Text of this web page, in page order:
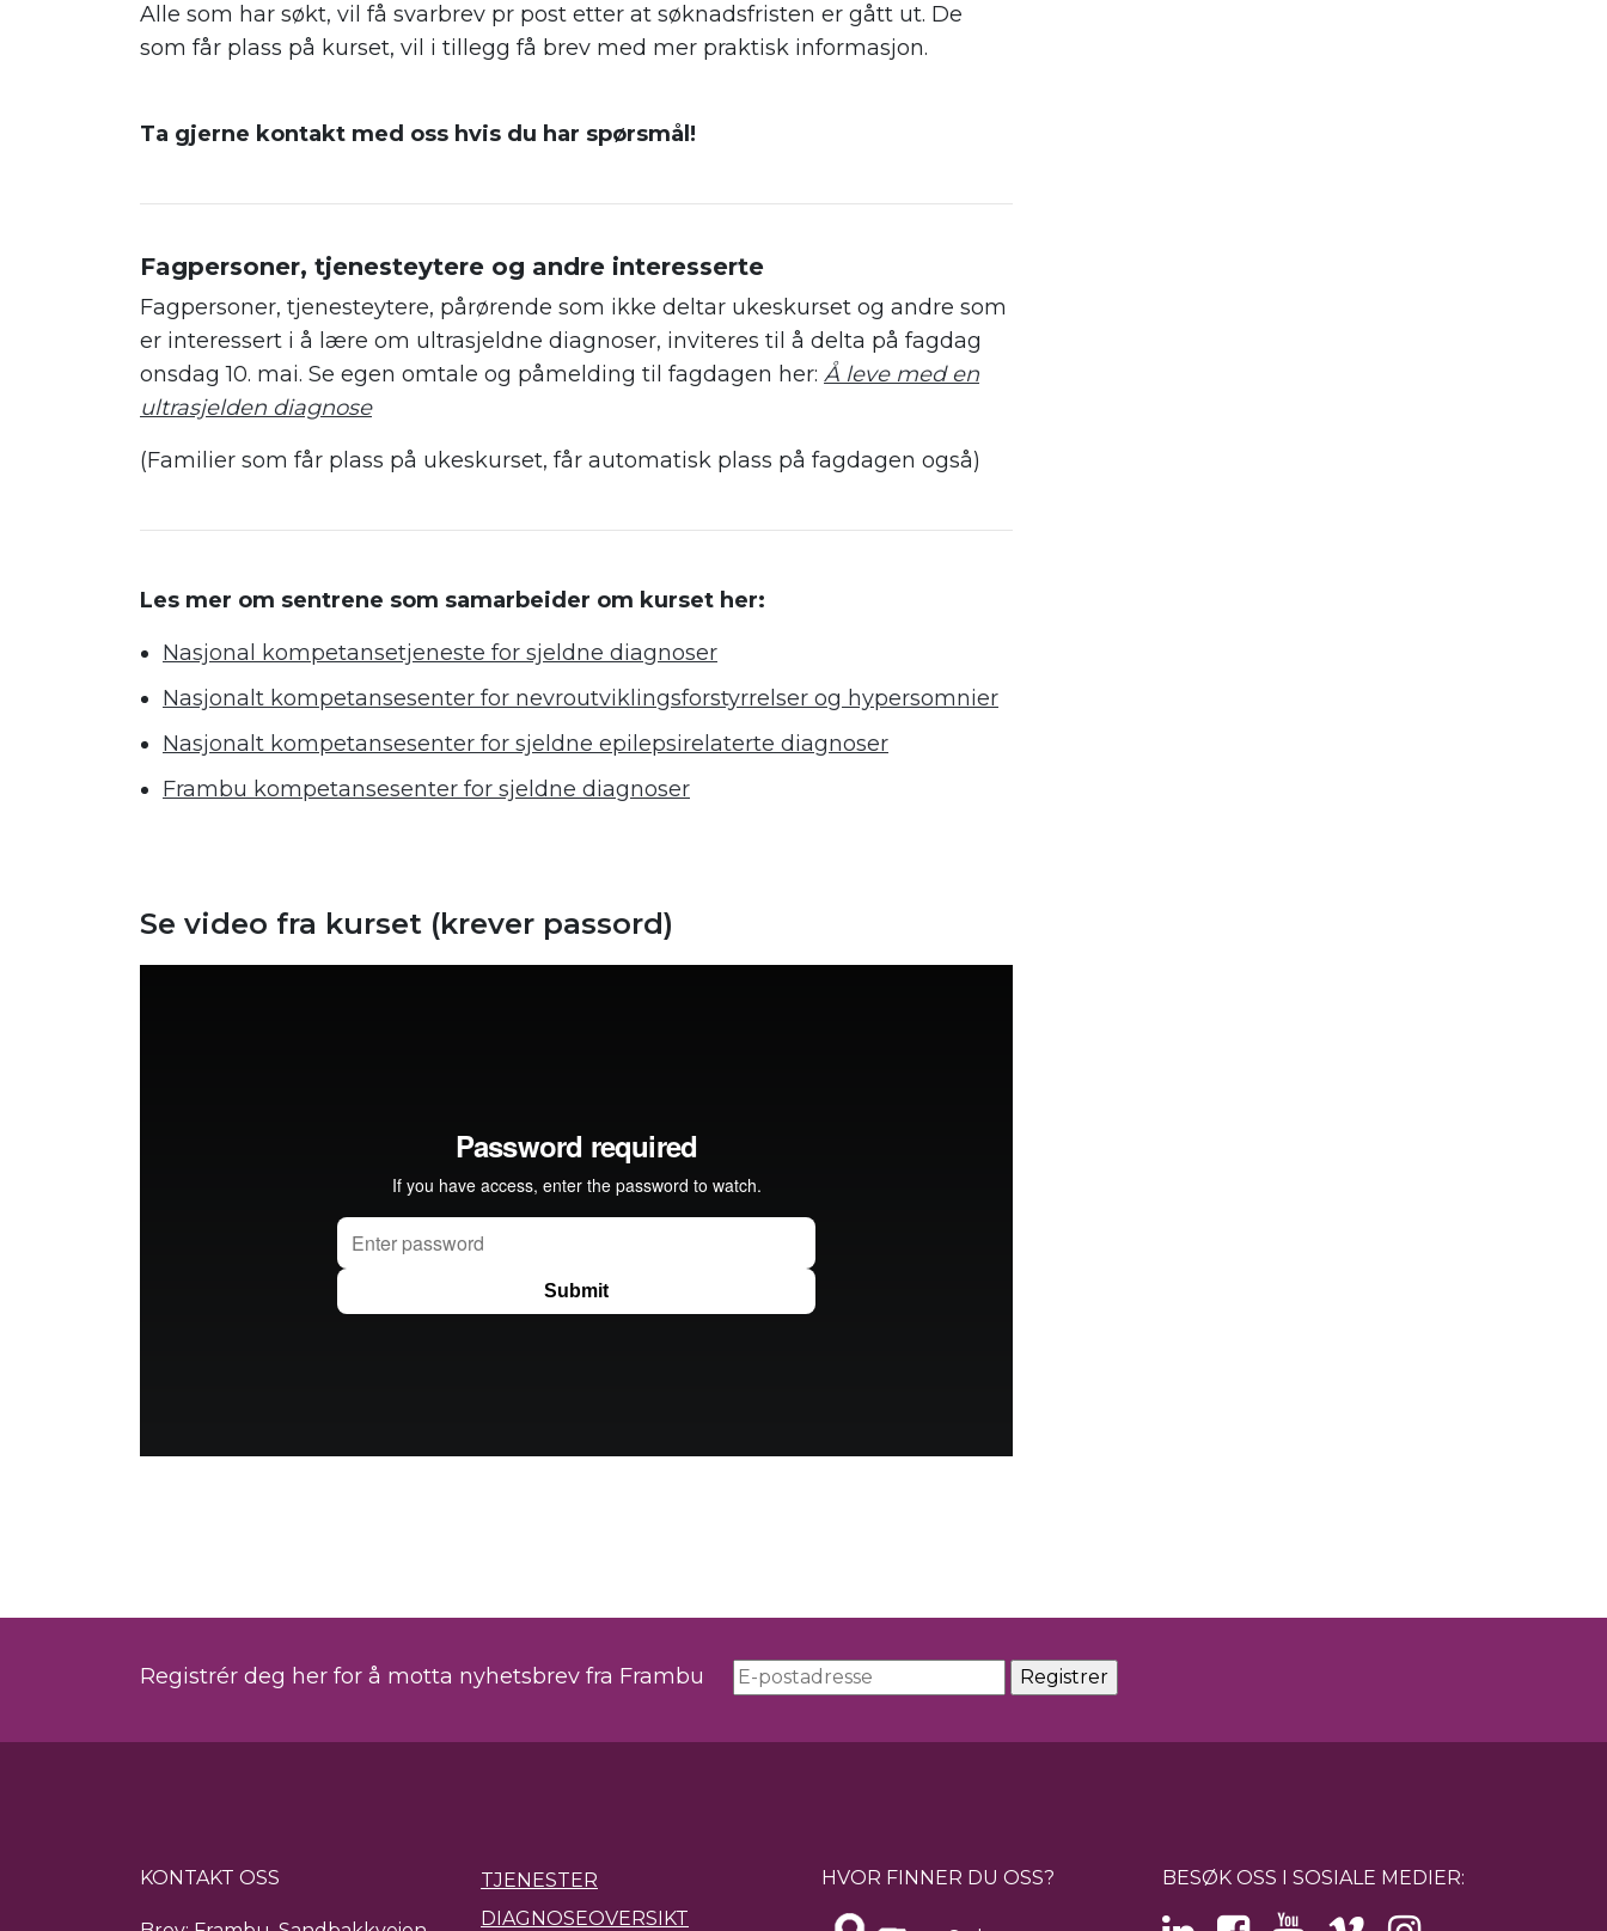
Alle som har søkt, vil få svarbrev pr post etter at søknadsfristen er gått ut. De
som får plass på kurset, vil i tillegg få brev med mer praktisk informasjon.
Ta gjerne kontakt med oss hvis du har spørsmål!
Fagpersoner, tjenesteytere og andre interesserte
Fagpersoner, tjenesteytere, pårørende som ikke deltar ukeskurset og andre som
er interessert i å lære om ultrasjeldne diagnoser, inviteres til å delta på fagdag
onsdag 10. mai. Se egen omtale og påmelding til fagdagen her: Å leve med en
ultrasjelden diagnose
(Familier som får plass på ukeskurset, får automatisk plass på fagdagen også)
Les mer om sentrene som samarbeider om kurset her:
Nasjonal kompetansetjeneste for sjeldne diagnoser
Nasjonalt kompetansesenter for nevroutviklingsforstyrrelser og hypersomnier
Nasjonalt kompetansesenter for sjeldne epilepsirelaterte diagnoser
Frambu kompetansesenter for sjeldne diagnoser
Se video fra kurset (krever passord)
Registrér deg her for å motta nyhetsbrev fra Frambu
KONTAKT OSS
TJENESTER
DIAGNOSEOVERSIKT
HVOR FINNER DU OSS? BESØK OSS I SOSIALE MEDIER: